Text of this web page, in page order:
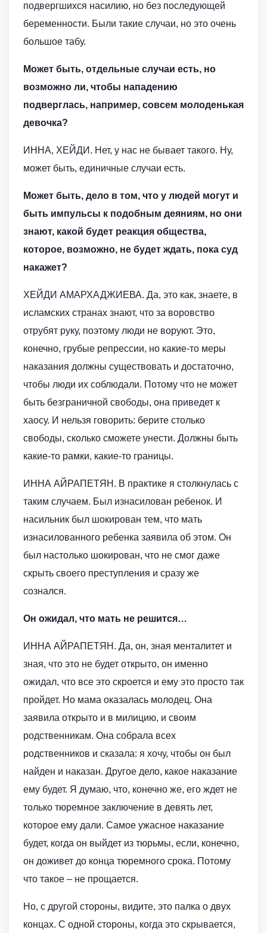
подвергшихся насилию, но без последующей
беременности. Были такие случаи, но это очень
большое табу.
Может быть, отдельные случаи есть, но
возможно ли, чтобы нападению
подверглась, например, совсем молоденькая
девочка?
ИННА, ХЕЙДИ. Нет, у нас не бывает такого. Ну,
может быть, единичные случаи есть.
Может быть, дело в том, что у людей могут и
быть импульсы к подобным деяниям, но они
знают, какой будет реакция общества,
которое, возможно, не будет ждать, пока суд
накажет?
ХЕЙДИ АМАРХАДЖИЕВА. Да, это как, знаете, в
исламских странах знают, что за воровство
отрубят руку, поэтому люди не воруют. Это,
конечно, грубые репрессии, но какие-то меры
наказания должны существовать и достаточно,
чтобы люди их соблюдали. Потому что не может
быть безграничной свободы, она приведет к
хаосу. И нельзя говорить: берите столько
свободы, сколько сможете унести. Должны быть
какие-то рамки, какие-то границы.
ИННА АЙРАПЕТЯН. В практике я столкнулась с
таким случаем. Был изнасилован ребенок. И
насильник был шокирован тем, что мать
изнасилованного ребенка заявила об этом. Он
был настолько шокирован, что не смог даже
скрыть своего преступления и сразу же
сознался.
Он ожидал, что мать не решится…
ИННА АЙРАПЕТЯН. Да, он, зная менталитет и
зная, что это не будет открыто, он именно
ожидал, что все это скроется и ему это просто так
пройдет. Но мама оказалась молодец. Она
заявила открыто и в милицию, и своим
родственникам. Она собрала всех
родственников и сказала: я хочу, чтобы он был
найден и наказан. Другое дело, какое наказание
ему будет. Я думаю, что, конечно же, его ждет не
только тюремное заключение в девять лет,
которое ему дали. Самое ужасное наказание
будет, когда он выйдет из тюрьмы, если, конечно,
он доживет до конца тюремного срока. Потому
что такое – не прощается.
Но, с другой стороны, видите, это палка о двух
концах. С одной стороны, когда это скрывается,